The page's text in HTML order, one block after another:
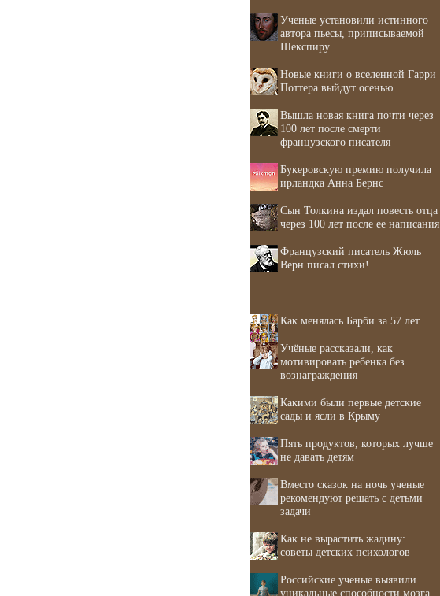
Ученые установили истинного
автора пьесы, приписываемой
Шекспиру
Новые книги о вселенной Гарри
Поттера выйдут осенью
Вышла новая книга почти через
100 лет после смерти
французского писателя
Букеровскую премию получила
ирландка Анна Бернс
Сын Толкина издал повесть отца
через 100 лет после ее написания
Французский писатель Жюль
Верн писал стихи!
Как менялась Барби за 57 лет
Учёные рассказали, как
мотивировать ребенка без
вознаграждения
Какими были первые детские
сады и ясли в Крыму
Пять продуктов, которых лучше
не давать детям
Вместо сказок на ночь ученые
рекомендуют решать с детьми
задачи
Как не вырастить жадину:
советы детских психологов
Российские ученые выявили
уникальные способности мозга